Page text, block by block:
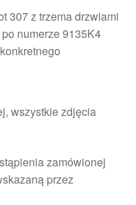
307 z trzema drzwiami
numerze 9135K4
wszystkie zdjęcia
zamówionej
przez